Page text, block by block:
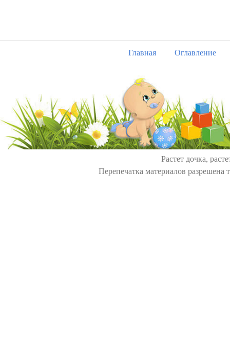
Главная Оглавление
Растет дочка,
Перепечатка материалов разрешена